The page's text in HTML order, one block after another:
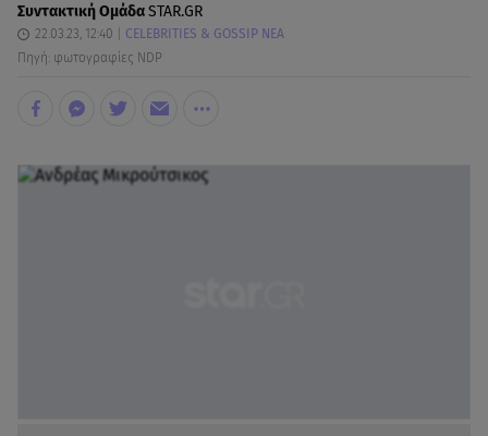
Συντακτική ΟμάδαSTAR.GR
22.03.23, 12:40
CELEBRITIES & GOSSIP ΝΕΑ
Πηγή: φωτογραφίες NDP